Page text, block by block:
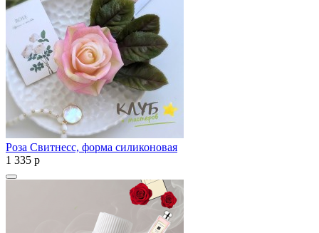
Роза Свитнесс, форма силиконовая
1 335 p